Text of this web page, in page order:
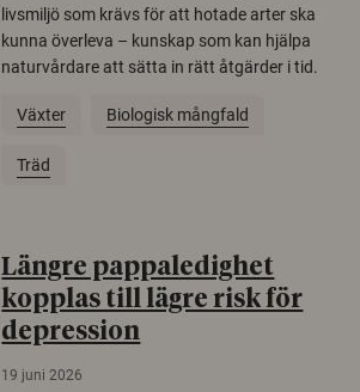
livsmiljö som krävs för att hotade arter ska
kunna överleva – kunskap som kan hjälpa
naturvårdare att sätta in rätt åtgärder i tid.
Växter Biologisk mångfald
Träd
Längre pappaledighet
kopplas till lägre risk för
depression
19 juni 2026